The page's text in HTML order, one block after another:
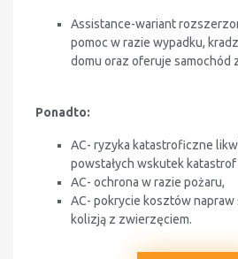
Assistance-wariant
pomoc w razie wypadku,
domu oraz oferuje samochód
Ponadto:
AC- ryzyka katastroficzne
powstałych wskutek katastrof
AC- ochrona w razie pożaru,
AC- pokrycie kosztów
kolizją z zwierzęciem.